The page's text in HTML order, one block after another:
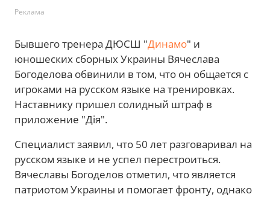
Реклама
Бывшего тренера ДЮСШ "Динамо" и
юношеских сборных Украины Вячеслава
Богоделова обвинили в том, что он общается с
игроками на русском языке на тренировках.
Наставнику пришел солидный штраф в
приложение "Дія".
Специалист заявил, что 50 лет разговаривал на
русском языке и не успел перестроиться.
Вячеславы Богоделов отметил, что является
патриотом Украины и помогает фронту, однако